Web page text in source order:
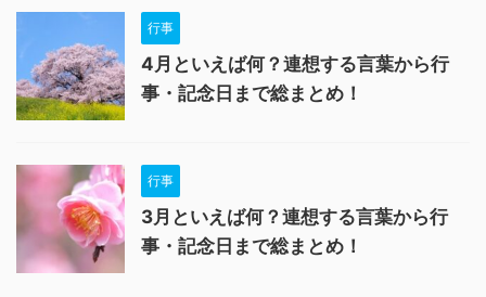
行事
4月といえば何？連想する言葉から行
事・記念日まで総まとめ！
行事
3月といえば何？連想する言葉から行
事・記念日まで総まとめ！